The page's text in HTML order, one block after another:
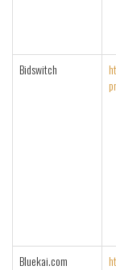
Bidswitch
Bluekai.com